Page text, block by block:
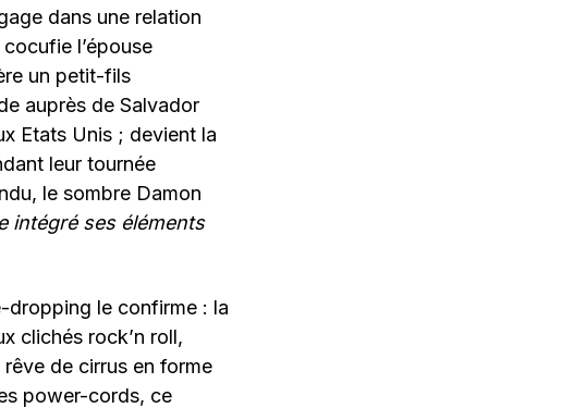
dans une relation
l’épouse
un petit-fils
auprès de Salvador
Etats Unis ; devient la
leur tournée
le sombre Damon
intégré ses éléments
dropping le confirme : la
clichés rock’n roll,
de cirrus en forme
power-cords, ce